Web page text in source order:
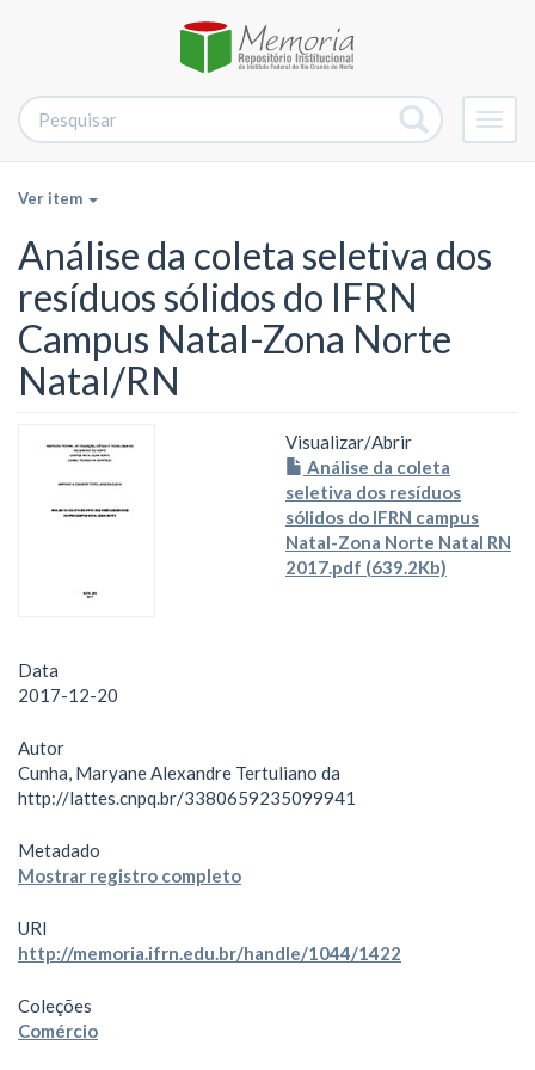
Ver item
Análise da coleta seletiva dos
resíduos sólidos do IFRN
Campus Natal-Zona Norte
Natal/RN
Visualizar/Abrir
Análise da coleta
seletiva dos resíduos
sólidos do IFRN campus
Natal-Zona Norte Natal RN
2017.pdf (639.2Kb)
Data
2017-12-20
Autor
Cunha, Maryane Alexandre Tertuliano da
http://lattes.cnpq.br/3380659235099941
Metadado
Mostrar registro completo
URI
http://memoria.ifrn.edu.br/handle/1044/1422
Coleções
Comércio